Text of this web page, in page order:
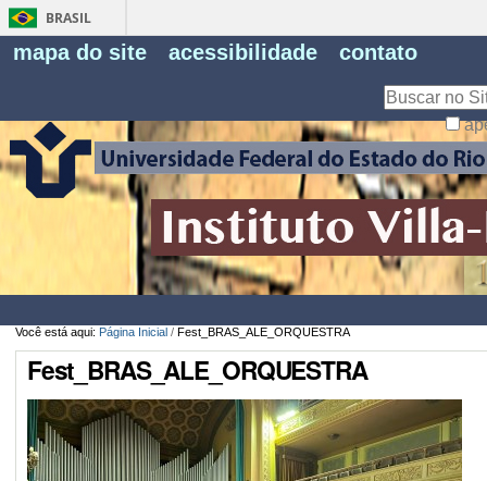
BRASIL
mapa do site acessibilidade contato
Você está aqui: Página Inicial / Fest_BRAS_ALE_ORQUESTRA
Fest_BRAS_ALE_ORQUESTRA